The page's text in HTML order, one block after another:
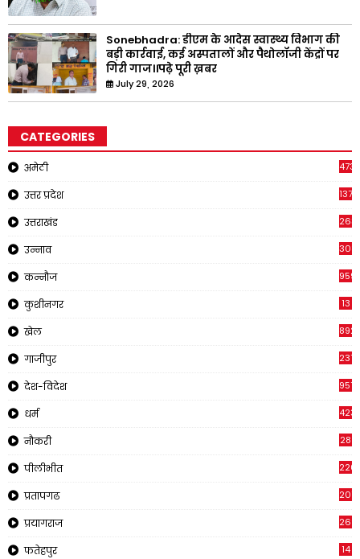
Sonebhadra: डीएम के आदेस स्वास्थ्य विभाग की
बड़ी कार्रवाई, कई अस्पतालों और पैथोलॉजी केंद्रों पर
गिरी गाज।।पढ़े पूरी ख़बर
July 29, 2026
CATEGORIES
अमेठी
उत्तर प्रदेश 1371
उत्तराखंड
उन्नाव 308
कन्नौज 959
कुशीनगर 13
खेल 892
गाजीपुर 237
देश-विदेश 957
धर्म 423
नौकरी 28
पीलीभीत
प्रतापगढ 2011
प्रयागराज 269
फतेहपुर 14